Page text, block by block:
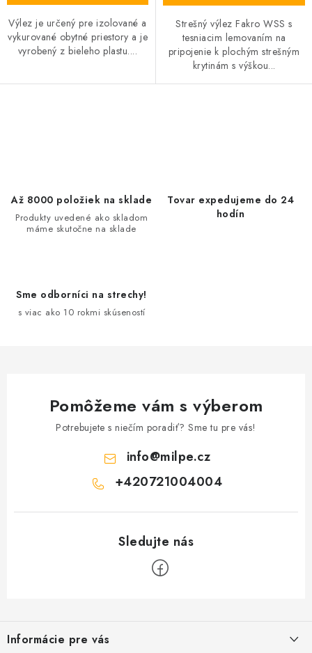
Výlez je určený pre izolované a
vykurované obytné priestory a je
vyrobený z bieleho plastu....
Strešný výlez Fakro WSS s
tesniacim lemovaním na
pripojenie k plochým strešným
krytinám s výškou...
d
Až 8000 položiek na sklade
Produkty uvedené ako skladom
máme skutočne na sklade
Tovar expedujeme do 24
hodín
Sme odborníci na strechy!
s viac ako 10 rokmi skúseností
Pomôžeme vám s výberom
Potrebujete s niečím poradiť? Sme tu pre vás!
info@milpe.cz
+420721004004
pInformácie pre vás